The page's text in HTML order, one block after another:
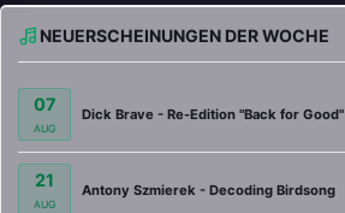
NEUERSCHEINUNGEN DER WOCHE
07
AUG
Dick Brave - Re-Edition "Back for Good"
21
AUG
Antony Szmierek - Decoding Birdsong